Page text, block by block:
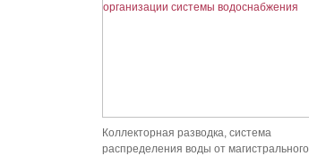
Коллекторная разводка, система
распределения воды от магистрального